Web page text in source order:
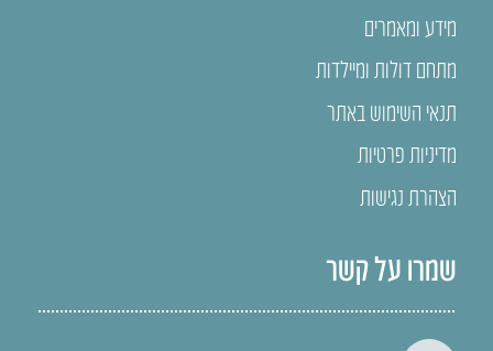
מידע ומאמרים
מתחם דולות ומיילדות
תנאי השימוש באתר
מדיניות פרטיות
הצהרת נגישות
שמרו על קשר